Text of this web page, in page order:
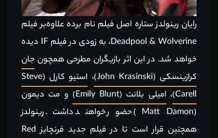
رایان رینولدز ستاره اصل فیلم نام برده علاوه‌بر فیلم
Deadpool & Wolverine، به زودی در فیلم IF دیده
خواهد شد. در این اثر بازیگران مطرحی همچون جان
کرازینسکی (John Krasinski)
،
استیو کارل (Steve
Carell) ، امیلی بلانت (Emily Blunt)
و مت دیمون
(Matt Damon) حضور خواهند داشت. رینولدز
همچنین قرار است تا در فیلم جدید فرنچایز Red